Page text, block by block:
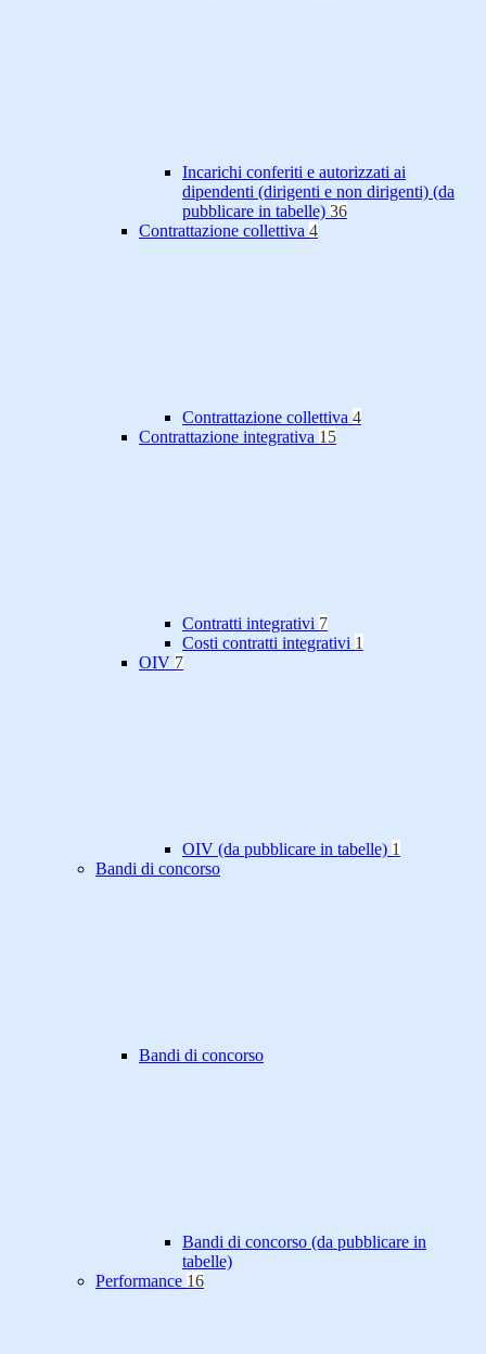
Incarichi conferiti e autorizzati ai
dipendenti (dirigenti e non dirigenti) (da
pubblicare in tabelle) 36
Contrattazione collettiva 4
Contrattazione collettiva 4
Contrattazione integrativa 15
Contratti integrativi 7
Costi contratti integrativi 1
OIV 7
OIV (da pubblicare in tabelle) 1
Bandi di concorso
Bandi di concorso
Bandi di concorso (da pubblicare in
tabelle)
Performance 16